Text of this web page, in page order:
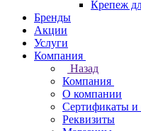
Крепеж
Бренды
Акции
Услуги
Компания
Назад
Компания
О компании
Сертификаты и
Реквизиты